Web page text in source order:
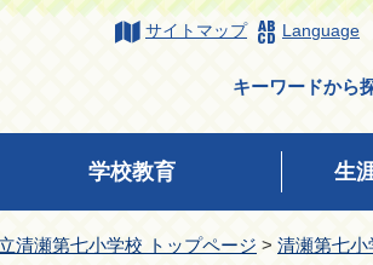
サイトマップ Language
キーワードから
学校教育 生
清瀬第七小学校 トップページ > 清瀬第七